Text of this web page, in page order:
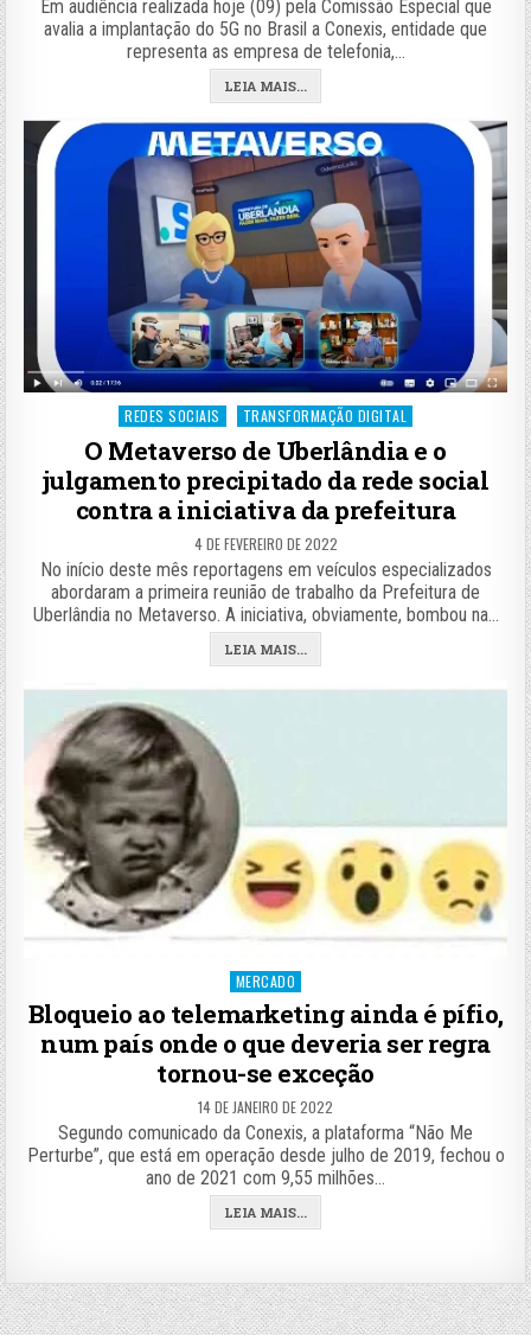
Em audiência realizada hoje (09) pela Comissão Especial que
avalia a implantação do 5G no Brasil a Conexis, entidade que
representa as empresa de telefonia,…
LEIA MAIS...
Posted
in
REDES SOCIAIS TRANSFORMAÇÃO DIGITAL
O Metaverso de Uberlândia e o
julgamento precipitado da rede social
contra a iniciativa da prefeitura
4 DE FEVEREIRO DE 2022
No início deste mês reportagens em veículos especializados
abordaram a primeira reunião de trabalho da Prefeitura de
Uberlândia no Metaverso. A iniciativa, obviamente, bombou na…
LEIA MAIS...
Posted
MERCADO
Bloqueio ao telemarketing ainda é pífio,
num país onde o que deveria ser regra
tornou-se exceção
14 DE JANEIRO DE 2022
Segundo comunicado da Conexis, a plataforma “Não Me
Perturbe”, que está em operação desde julho de 2019, fechou o
ano de 2021 com 9,55 milhões…
LEIA MAIS...